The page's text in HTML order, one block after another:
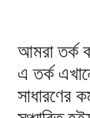
আমরা তর্ক
এ তর্ক
সাধারণের